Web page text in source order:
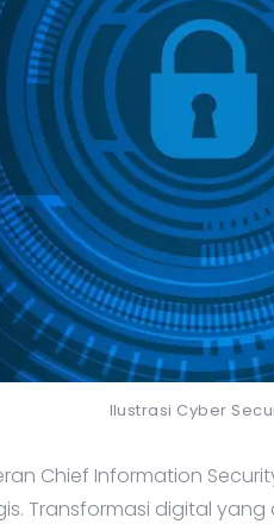
Ilustrasi Cyber
Chief Information
Transformasi digital